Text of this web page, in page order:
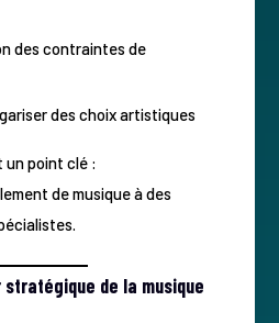
des contraintes de
des choix artistiques
un point clé :
de musique à des
de la musique